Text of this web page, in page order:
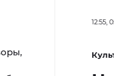
12:55,